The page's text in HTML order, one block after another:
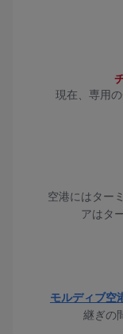
現在、専用
空港にはター
アはタ
モルディブ空
継ぎの